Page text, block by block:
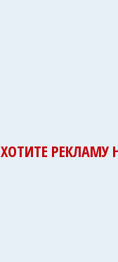
ХОТИТЕ РЕКЛАМУ